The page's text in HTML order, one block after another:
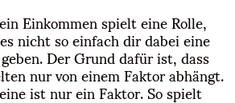
Einkommen spielt eine Rolle,
nicht so einfach dir dabei eine
Der Grund dafür ist, dass
nur von einem Faktor abhängt.
ist nur ein Faktor. So spielt